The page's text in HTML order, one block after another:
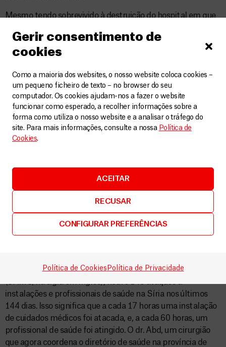
Gerir consentimento de
cookies
Como a maioria dos websites, o nosso website coloca cookies –
um pequeno ficheiro de texto – no browser do seu
computador. Os cookies ajudam-nos a fazer o website
funcionar como esperado, a recolher informações sobre a
forma como utiliza o nosso website e a analisar o tráfego do
site. Para mais informações, consulte a nossa Política de
Cookies.
ACEITAR
RECUSAR
CONFIGURAR PREFERÊNCIAS
Política de Cookies Política de Privacidade
Mesmo tendo sobrevivido à destruição do hospital em que
poder voltar à atividade. “Não vamos deixar de cumprir o
nosso dever humanitário. Nós, como médicos e sírios, não
partiu, tanto para trabalhar na fronteira com a Turquia ou
na Europa. Mas, se todos nós fôssemos embora, quem
ajudaria os que ficam para trás e não têm a quem
recorrer?”
Ataques quase diários
ONU foram promulgadas para condenar os ataques a
hospitais na Síria – ainda que ataques a instalações
médicas tenham sido completamente negados ou, na
melhor das hipóteses, classificados como “enganos”. Para
as equipes médicas locais, todas as dificuldades são
pequenas em comparação ao constante perigo causado
De acordo com a Sociedade Médica Sírio-Americana
instalações e profissionais de saúde na Síria nos últimos
144 dias. Isso significa que a cada 17 horas uma instalação
de cuidados médicos foi atacada, e, a cada 60 horas, um
profissional de saúde foi atingido. O dr. Abd, um cirurgião
que agora coordena o diretório de saúde na província de